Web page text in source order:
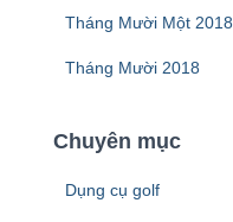
Tháng Mười Một 2018
Tháng Mười 2018
Chuyên mục
Dụng cụ golf